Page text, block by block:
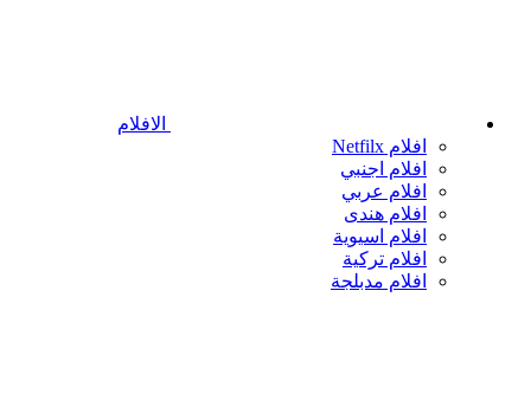
الافلام
افلام Netfilx
افلام اجنبي
افلام عربي
افلام هندى
افلام اسيوية
افلام تركية
افلام مدبلجة